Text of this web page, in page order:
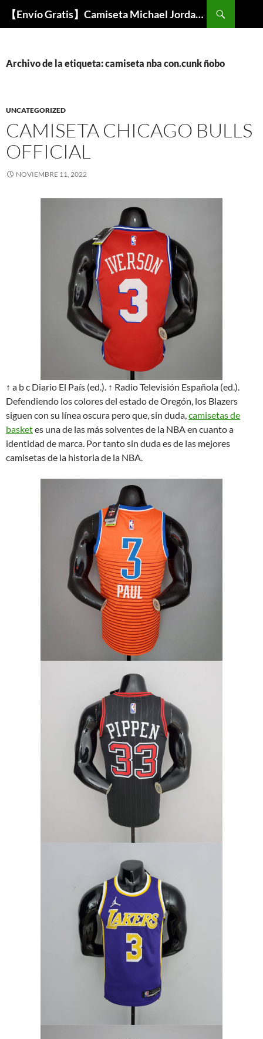
【Envío Gratis】Camiseta Michael Jordan NBA Barata
Buscar
Archivo de la etiqueta: camiseta nba con.cunk ñobo
UNCATEGORIZED
CAMISETA CHICAGO BULLS
OFFICIAL
NOVIEMBRE 11, 2022
↑ a b c Diario El País (ed.). ↑ Radio Televisión Española (ed.).
Defendiendo los colores del estado de Oregón, los Blazers
siguen con su línea oscura pero que, sin duda,camisetas de
basketes una de las más solventes de la NBA en cuanto a
identidad de marca. Por tanto sin duda es de las mejores
camisetas de la historia de la NBA.